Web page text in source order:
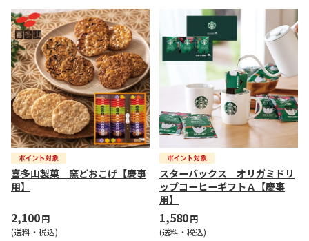
喜多山製菓 窯どおこげ【慶事
用】
2,100円
(送料・税込)
スターバックス オリガミドリ
ップコーヒーギフトＡ【慶事
用】
1,580円
(送料・税込)